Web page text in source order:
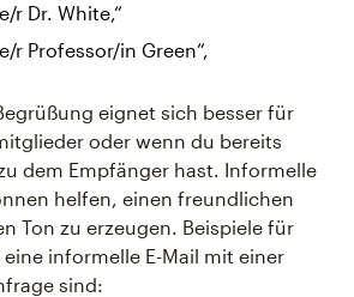
r Dr. White,“
r Professor/in Green“,
eignet sich besser für
oder wenn du bereits
dem Empfänger hast. Informelle
helfen, einen freundlichen
Ton zu erzeugen. Beispiele für
informelle E-Mail mit einer
sind: